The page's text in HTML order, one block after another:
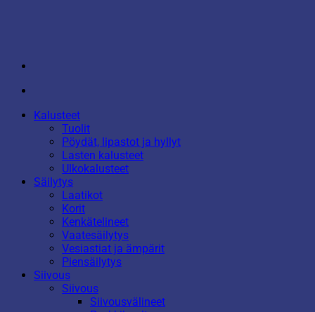
Kalusteet
Tuolit
Pöydät, lipastot ja hyllyt
Lasten kalusteet
Ulkokalusteet
Säilytys
Laatikot
Korit
Kenkätelineet
Vaatesäilytys
Vesiastiat ja ämpärit
Piensäilytys
Siivous
Siivous
Siivousvälineet